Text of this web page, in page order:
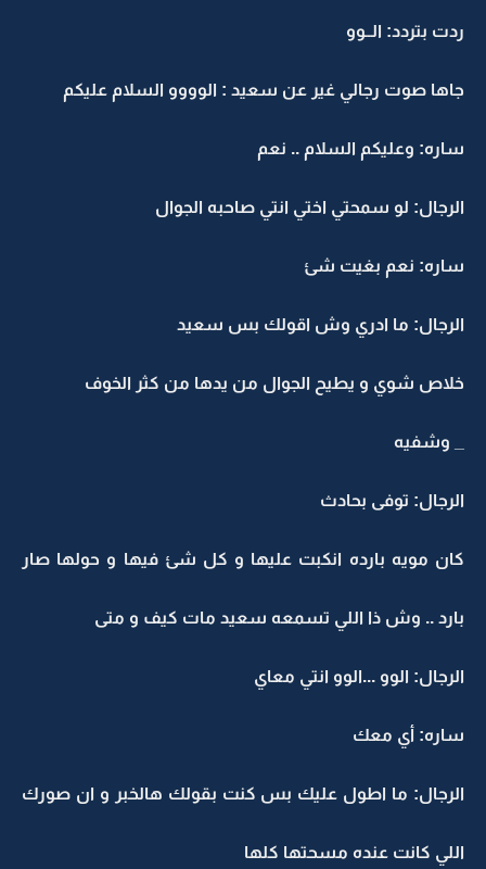
ردت بتردد: الــوو
جاها صوت رجالي غير عن سعيد : الوووو السلام عليكم
ساره: وعليكم السلام .. نعم
الرجال: لو سمحتي اختي انتي صاحبه الجوال
ساره: نعم بغيت شئ
الرجال: ما ادري وش اقولك بس سعيد
خلاص شوي و يطيح الجوال من يدها من كثر الخوف
_ وشفيه
الرجال: توفى بحادث
كان مويه بارده انكبت عليها و كل شئ فيها و حولها صار
بارد .. وش ذا اللي تسمعه سعيد مات كيف و متى
الرجال: الوو ...الوو انتي معاي
ساره: أي معك
الرجال: ما اطول عليك بس كنت بقولك هالخبر و ان صورك
اللي كانت عنده مسحتها كلها